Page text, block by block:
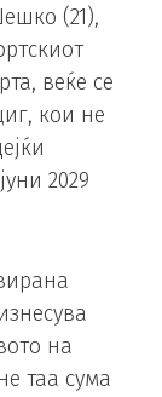
(21),
веќе се
кои не
2029
на
таа сума